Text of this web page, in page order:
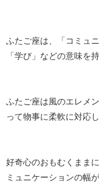
ふたご座は、「コミュ
「学び」などの意味を
ふたご座は風のエレメ
って物事に柔軟に対応
好奇心のおもむくまま
ミュニケーションの幅